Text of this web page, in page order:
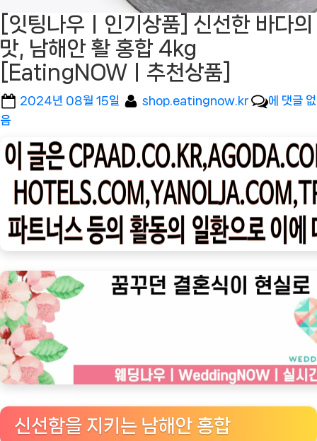
[잇팅나우ㅣ인기상품] 신선한 바다의
맛, 남해안 활 홍합 4kg
[EatingNOWㅣ추천상품]
Posted
2024년 08월 15일 By
shop.eatingnow.kr
[잇
우
ㅣ
인
기
상
신
선
의
에 댓글 없
음
신선함을 지키는 남해안 홍합